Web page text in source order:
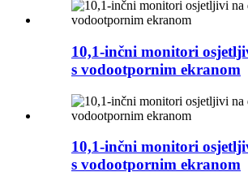
10,1-inčni monitori
s vodootpornim ekranom
10,1-inčni monitori
s vodootpornim ekranom